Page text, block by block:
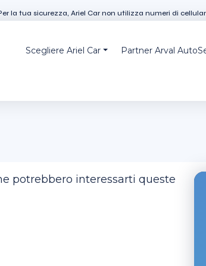
la tua sicurezza, Ariel Car non utilizza numeri di
Scegliere Ariel Car Partner Arval
potrebbero interessarti queste